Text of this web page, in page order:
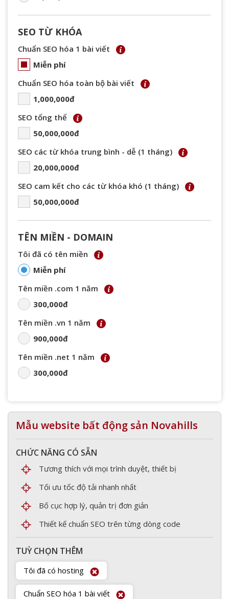
SEO TỪ KHÓA
Chuẩn SEO hóa 1 bài viết
Miễn phí
Chuẩn SEO hóa toàn bộ bài viết
1,000,000đ
SEO tổng thể
50,000,000đ
SEO các từ khóa trung bình - dễ (1 tháng)
20,000,000đ
SEO cam kết cho các từ khóa khó (1 tháng)
50,000,000đ
TÊN MIỀN - DOMAIN
Tôi đã có tên miền
Miễn phí
Tên miền .com 1 năm
300,000đ
Tên miền .vn 1 năm
900,000đ
Tên miền .net 1 năm
300,000đ
Mẫu website bất động sản Novahills
CHỨC NĂNG CÓ SẴN
Tương thích với mọi trình duyệt, thiết bị
Tối ưu tốc độ tải nhanh nhất
Bố cục hợp lý, quản trị đơn giản
Thiết kế chuẩn SEO trên từng dòng code
TUỲ CHỌN THÊM
Tôi đã có hosting
Chuẩn SEO hóa 1 bài viết